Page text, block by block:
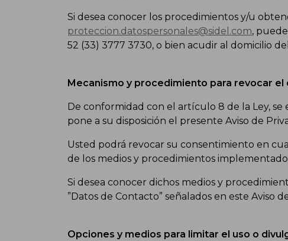
Si desea conocer los procedimientos y/u
proteccion.datospersonales@sidel.com,
52 (33) 3777 3730, o bien acudir al domicilio
Mecanismo y procedimiento para revocar
De conformidad con el artículo 8 de la Ley,
pone a su disposición el presente Aviso de
Usted podrá revocar su consentimiento en
de los medios y procedimientos
Si desea conocer dichos medios y
”Datos de Contacto” señalados en este Aviso
Opciones y medios para limitar el uso o